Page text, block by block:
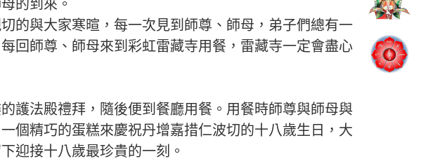
的到來。
的與大家寒暄，每一次見到師尊、師母，弟子們總有一
回師尊、師母來到彩虹雷藏寺用餐，雷藏寺一定會盡心
護法殿禮拜，隨後便到餐廳用餐。用餐時師尊與師母與
個精巧的蛋糕來慶祝丹增嘉措仁波切的十八歲生日，大
迎接十八歲最珍貴的一刻。